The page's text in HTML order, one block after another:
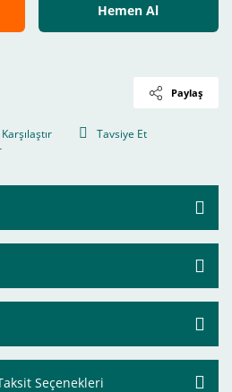
Hemen Al
Paylaş
Karşılaştır
Tavsiye Et
Seçenekleri